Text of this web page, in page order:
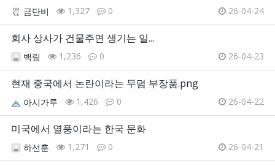
금단비 1,327 0 26-04-24
회사 상사가 건물주면 생기는 일...
백림 1,236 0 26-04-23
현재 중국에서 논란이라는 무덤 부장품.png
아시가루 1,426 0 26-04-22
미국에서 열풍이라는 한국 문화
하선훈 1,271 0 26-04-21